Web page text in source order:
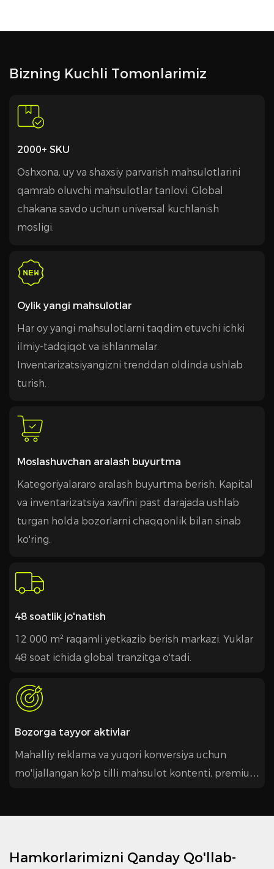
Bizning Kuchli Tomonlarimiz
2000+ SKU
Oshxona, uy va shaxsiy parvarish mahsulotlarini
qamrab oluvchi mahsulotlar tanlovi. Global
chakana savdo uchun universal kuchlanish
mosligi.
Oylik yangi mahsulotlar
Har oy yangi mahsulotlarni taqdim etuvchi ichki
ilmiy-tadqiqot va ishlanmalar.
Inventarizatsiyangizni trenddan oldinda ushlab
turish.
Moslashuvchan aralash buyurtma
Kategoriyalararo aralash buyurtma berish. Kapital
va inventarizatsiya xavfini past darajada ushlab
turgan holda bozorlarni chaqqonlik bilan sinab
ko'ring.
48 soatlik jo'natish
12 000 m² raqamli yetkazib berish markazi. Yuklar
48 soat ichida global tranzitga o'tadi.
Bozorga tayyor aktivlar
Mahalliy reklama va yuqori konversiya uchun
mo'ljallangan ko'p tilli mahsulot kontenti, premium
Hamkorlarimizni Qanday Qo'llab-